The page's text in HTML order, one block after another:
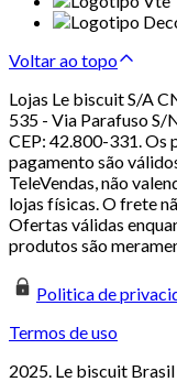
Voltar ao topo
Lojas Le biscuit S/A
535 - Via Parafuso S/
CEP: 42.800-331. Os
pagamento são
TeleVendas, não
lojas físicas. O frete
Ofertas válidas
produtos são
Politica de
Termos de uso
2025. Le biscuit